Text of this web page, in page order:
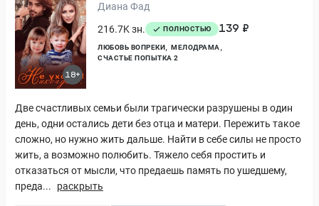
18+
Диана Фад
216.7K зн.
ПОЛНОСТЬЮ 139 ₽
ЛЮБОВЬ ВОПРЕКИ
МЕЛОДРАМА
СЧАСТЬЕ ПОПЫТКА 2
Две счастливых семьи были трагически разрушены в один
день, одни остались дети без отца и матери. Пережить такое
сложно, но нужно жить дальше. Найти в себе силы не просто
жить, а возможно полюбить. Тяжело себя простить и
отказаться от мысли, что предаешь память по ушедшему,
преда...
раскрыть